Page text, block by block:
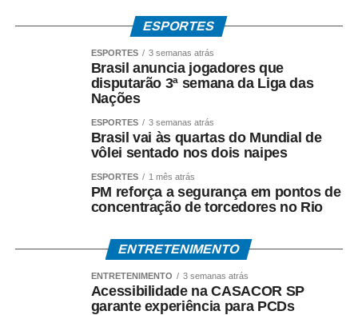
mercados internacionais e amplia a importância do
Pensar Agro
Facebook
TwitterMessenger
ESPORTES
ESPORTES 3 semanas atrás
Brasil anuncia jogadores que
disputarão 3ª semana da Liga das
Nações
ESPORTES 3 semanas atrás
Brasil vai às quartas do Mundial de
vôlei sentado nos dois naipes
ESPORTES 1 mês atrás
PM reforça a segurança em pontos de
concentração de torcedores no Rio
ENTRETENIMENTO
ENTRETENIMENTO 3 semanas atrás
Acessibilidade na CASACOR SP
garante experiência para PCDs